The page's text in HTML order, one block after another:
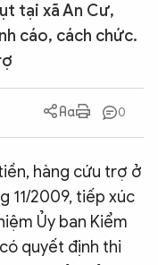
tại xã An Cư,
cáo, cách chức.
0
hàng cứu trợ ở
11/2009, tiếp xúc
Ủy ban Kiểm
quyết định thi